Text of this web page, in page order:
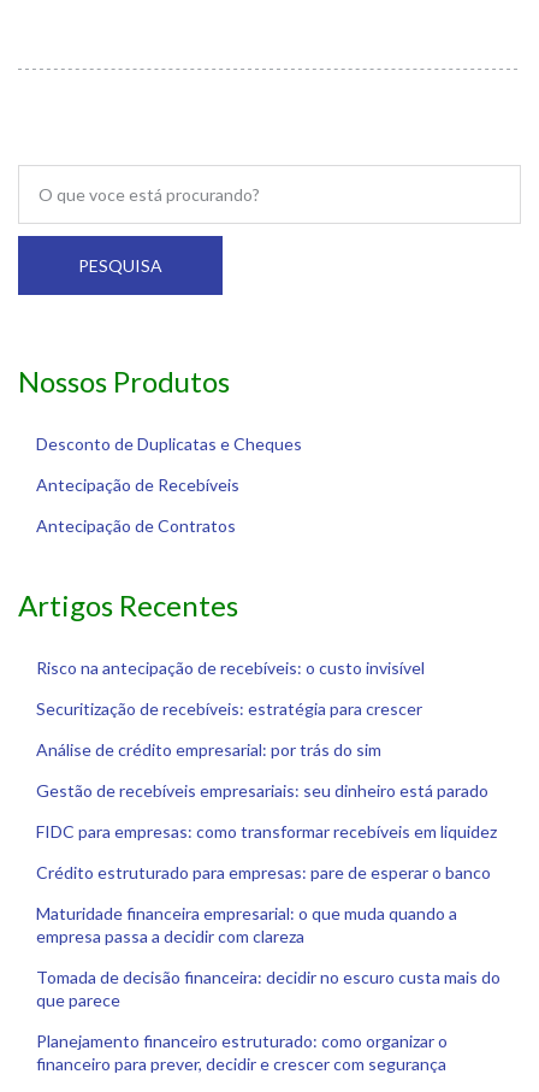
PESQUISA
Nossos Produtos
Desconto de Duplicatas e Cheques
Antecipação de Recebíveis
Antecipação de Contratos
Artigos Recentes
Risco na antecipação de recebíveis: o custo invisível
Securitização de recebíveis: estratégia para crescer
Análise de crédito empresarial: por trás do sim
Gestão de recebíveis empresariais: seu dinheiro está parado
FIDC para empresas: como transformar recebíveis em liquidez
Crédito estruturado para empresas: pare de esperar o banco
Maturidade financeira empresarial: o que muda quando a
empresa passa a decidir com clareza
Tomada de decisão financeira: decidir no escuro custa mais do
que parece
Planejamento financeiro estruturado: como organizar o
financeiro para prever, decidir e crescer com segurança